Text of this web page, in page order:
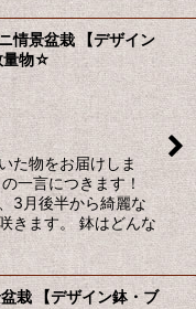
情景盆栽 【デザイン
量物☆
た物をお届けしま
一言につきます！
3月後半から綺麗な
きます。 鉢はどんな
栽 【デザイン鉢・ブ